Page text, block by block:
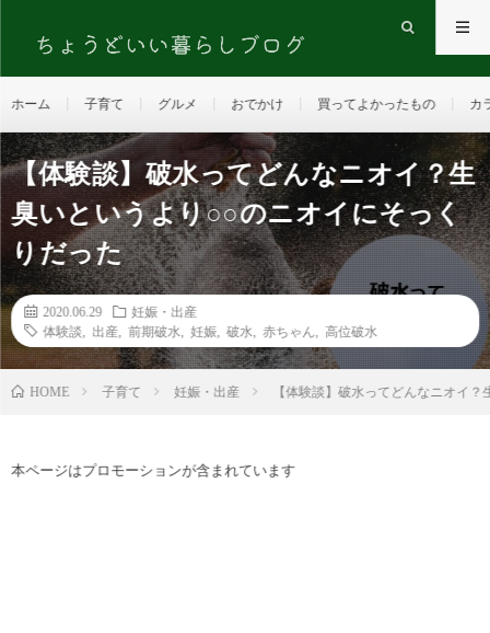
ホーム 子育て グルメ おでかけ 買ってよかったもの カ
【体験談】破水ってどんなニオイ？生
臭いというより○○のニオイにそっく
りだった
2020.06.29 妊娠・出産
体験談 出産 ,前期破水 ,妊娠 ,破水 赤ちゃん ,高位破水
HOME 子育て 妊娠・出産 【体験談】破水ってどんなニオイ
本ページはプロモーションが含まれています